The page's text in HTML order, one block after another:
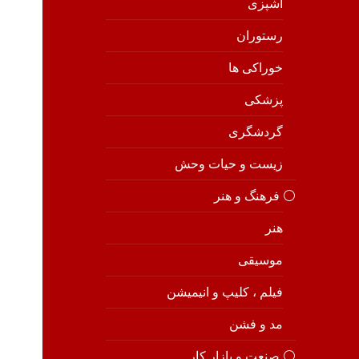
آشپزی
رستوران
خوراکی ها
پزشکی
گردشگری
زیست و حیات وحش
⚪️ فرهنگ و هنر
هنر
موسیقی
فیلم ، کلیپ و انیمیشن
مد و فشن
⚪️ صنعت و بازار کار